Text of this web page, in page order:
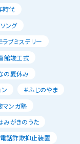
時代
ング
ラブミステリー
館竣工式
の夏休み
＃ふじのやま
マンガ塾
みがきのうた
話詐欺抑止装置